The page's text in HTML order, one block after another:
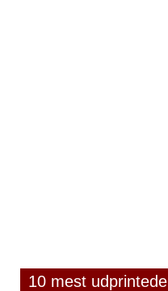
10 mest udprintede